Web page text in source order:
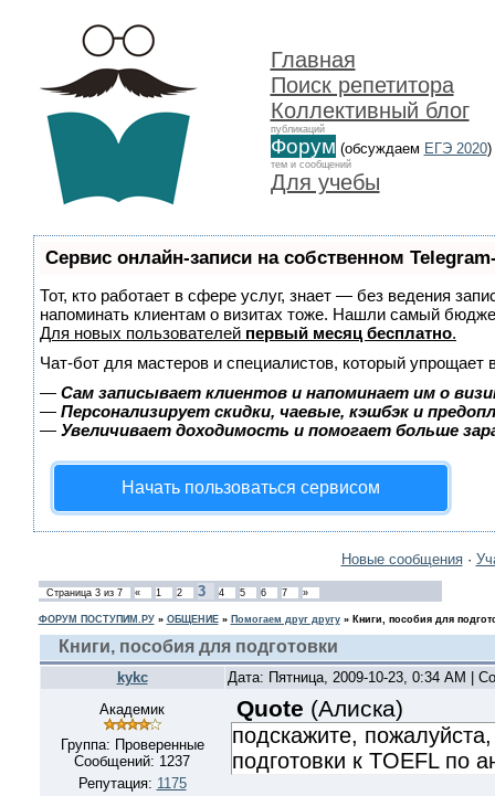
Главная
Поиск репетитора
Коллективный блог
публикаций
Форум (обсуждаем ЕГЭ 2020)
тем и сообщений
Для учебы
Сервис онлайн-записи на собственном
Тот, кто работает в сфере услуг, знает — без ведения
напоминать клиентам о визитах тоже. Нашли самый
Для новых пользователей первый месяц бесплатно.
Чат-бот для мастеров и специалистов, который упрощает
— Сам записывает клиентов и напоминает им о
— Персонализирует скидки, чаевые, кэшбэк и
— Увеличивает доходимость и помогает больше
Начать пользоваться сервисом
Новые сообщения·
Страница 3из 7 « 1 2 3 4 5 6 7 »
ФОРУМ ПОСТУПИМ.РУ» ОБЩЕНИЕ» Помогаем друг другу» Книги, пособия для
Книги, пособия для подготовки
kykc
Дата: Пятница, 2009-10-23, 0:34 AM |
Академик
Группа: Проверенные
Сообщений: 1237
Репутация: 1175
Quote (Алиска)
подскажите,
подготовки к TOEFL по